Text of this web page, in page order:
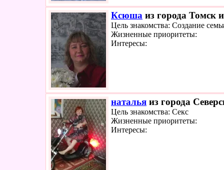
Ксюша из города Томск
Цель знакомства: Создание
Жизненные приоритеты:
Интересы:
наталья из города
Цель знакомства: Секс
Жизненные приоритеты:
Интересы: